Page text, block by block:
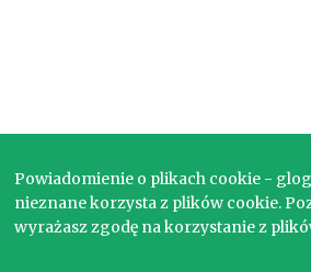
Powiadomienie o plikach cookie -
nieznane korzysta z plików cookie.
wyrażasz zgodę na korzystanie z